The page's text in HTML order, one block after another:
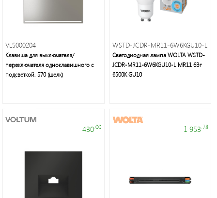
VLS000204
Клавиша для выключателя/
переключателя одноклавишного с
подсветкой, S70 (шелк)
WSTD-JCDR-MR11-6W6KGU10-L
Светодиодная лампа WOLTA WSTD-
JCDR-MR11-6W6KGU10-L MR11 6Вт
6500K GU10
430.00 1 953 .78